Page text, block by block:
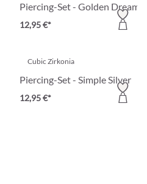
Piercing-Set - Golden Dreams
12,95 €*
Cubic Zirkonia
Piercing-Set - Simple Silver
12,95 €*